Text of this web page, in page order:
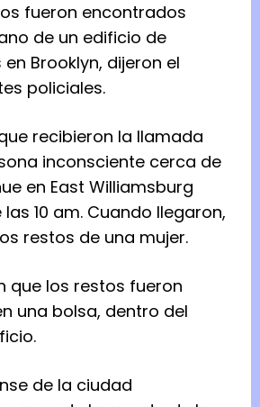
fueron encontrados
de un edificio de
Brooklyn, dijeron el
policiales.
recibieron la llamada
inconsciente cerca de
en East Williamsburg
10 am. Cuando llegaron,
restos de una mujer.
que los restos fueron
una bolsa, dentro del
de la ciudad